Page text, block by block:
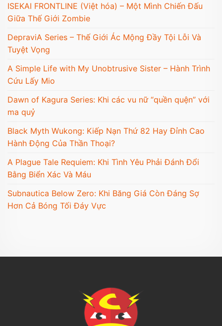
ISEKAI FRONTLINE (Việt hóa) – Một Mình Chiến Đấu
Giữa Thế Giới Zombie
DepraviA Series – Thế Giới Ác Mộng Đầy Tội Lỗi Và
Tuyệt Vọng
A Simple Life with My Unobtrusive Sister – Hành Trình
Cứu Lấy Mio
Dawn of Kagura Series: Khi các vu nữ “quền quện” với
ma quỷ
Black Myth Wukong: Kiếp Nạn Thứ 82 Hay Đỉnh Cao
Hành Động Của Thần Thoại?
A Plague Tale Requiem: Khi Tình Yêu Phải Đánh Đổi
Bằng Biển Xác Và Máu
Subnautica Below Zero: Khi Băng Giá Còn Đáng Sợ
Hơn Cả Bóng Tối Đáy Vực